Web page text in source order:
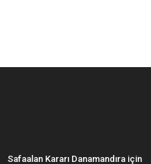
Safaalan Kararı Danamandıra için